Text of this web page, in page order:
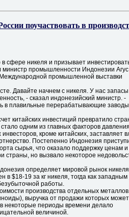
поучаствовать в
сфере никеля и призывает
промышленности Индонезии Агус
Международной промышленной выставки
Давайте начнем с никеля. У нас запасы
- сказал индонезийский министр. -
в плавильные перерабатывающие
китайских инвестиций превратило
одним из главных факторов
кроме китайских, заставляет
Постепенно Индонезия
сырья, что оказало поддержку ценам и
страны, но вызвало некоторое
определяет мировой рынок
в $18-19 за кг никеля, тогда как западным
работы.
производства отдельных
выручка от продажи которых может
некоторые периоды времени делало
величиной.